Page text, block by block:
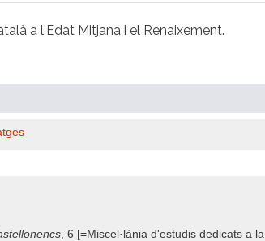
a l'Edat Mitjana i el Renaixement.
, 6 [=Miscel·lània d'estudis dedicats a